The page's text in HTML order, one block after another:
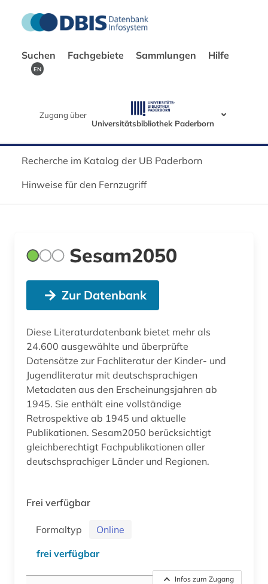
Suchen Fachgebiete Sammlungen Hilfe
EN
Zugang über
Universitätsbibliothek Paderborn
Recherche im Katalog der UB Paderborn
Hinweise für den Fernzugriff
Sesam2050
Zur Datenbank
Diese Literaturdatenbank bietet mehr als
24.600 ausgewählte und überprüfte
Datensätze zur Fachliteratur der Kinder- und
Jugendliteratur mit deutschsprachigen
Metadaten aus den Erscheinungsjahren ab
1945. Sie enthält eine vollständige
Retrospektive ab 1945 und aktuelle
Publikationen. Sesam2050 berücksichtigt
gleichberechtigt Fachpublikationen aller
deutschsprachiger Länder und Regionen.
Frei verfügbar
Formaltyp
Online
frei verfügbar
Infos zum Zugang